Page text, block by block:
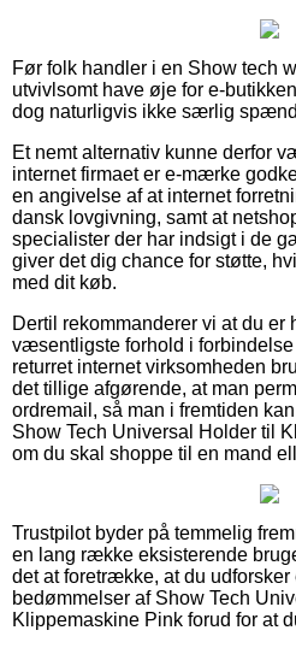
Før folk handler i en Show tech
utvivlsomt have øje for e-
dog naturligvis ikke særlig
Et nemt alternativ kunne derfor
internet firmaet er e-mærke
en angivelse af at internet
dansk lovgivning, samt at
specialister der har indsigt i de
giver det dig chance for støtte,
med dit køb.
Dertil rekommanderer vi at du er
væsentligste forhold i
returret internet virksomheden
det tillige afgørende, at man
ordremail, så man i fremtiden
Show Tech Universal Holder til
om du skal shoppe til en mand
Trustpilot byder på temmelig
en lang række eksisterende
det at foretrække, at du udforsker
bedømmelser af Show Tech
Klippemaskine Pink forud for at